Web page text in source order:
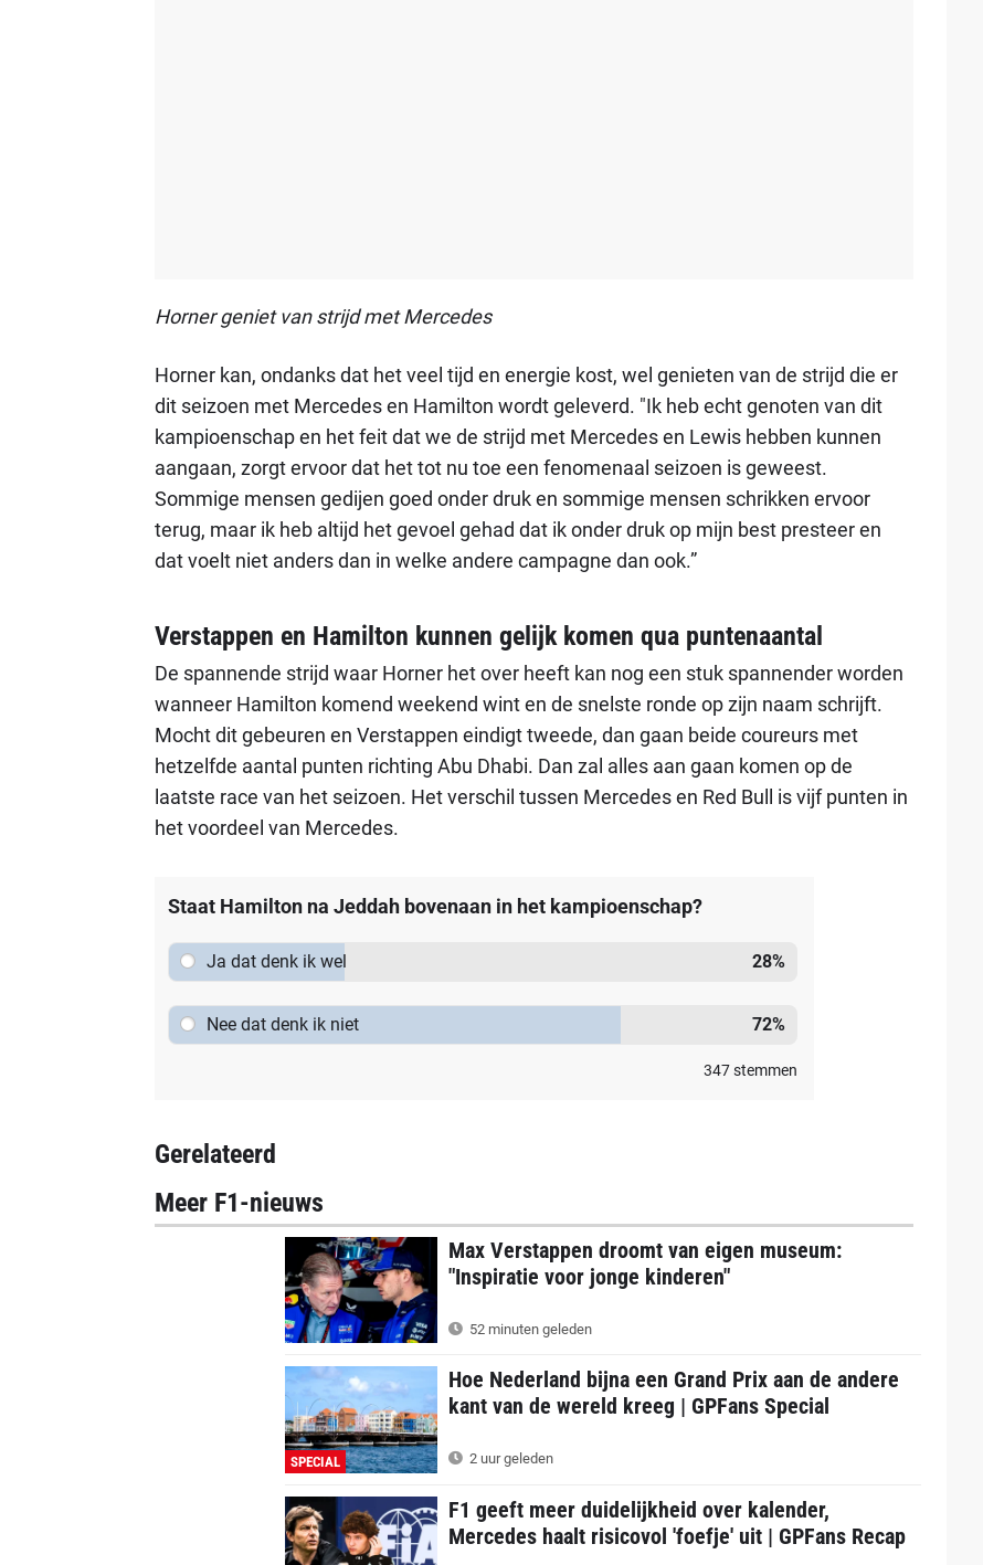
Horner geniet van strijd met Mercedes
Horner kan, ondanks dat het veel tijd en energie kost, wel genieten van de strijd die er
dit seizoen met Mercedes en Hamilton wordt geleverd. "Ik heb echt genoten van dit
kampioenschap en het feit dat we de strijd met Mercedes en Lewis hebben kunnen
aangaan, zorgt ervoor dat het tot nu toe een fenomenaal seizoen is geweest.
Sommige mensen gedijen goed onder druk en sommige mensen schrikken ervoor
terug, maar ik heb altijd het gevoel gehad dat ik onder druk op mijn best presteer en
dat voelt niet anders dan in welke andere campagne dan ook.”
Verstappen en Hamilton kunnen gelijk komen qua puntenaantal
De spannende strijd waar Horner het over heeft kan nog een stuk spannender worden
wanneer Hamilton komend weekend wint en de snelste ronde op zijn naam schrijft.
Mocht dit gebeuren en Verstappen eindigt tweede, dan gaan beide coureurs met
hetzelfde aantal punten richting Abu Dhabi. Dan zal alles aan gaan komen op de
laatste race van het seizoen. Het verschil tussen Mercedes en Red Bull is vijf punten in
het voordeel van Mercedes.
Staat Hamilton na Jeddah bovenaan in het kampioenschap?
Ja dat denk ik wel 28%
Nee dat denk ik niet 72%
347stemmen
Gerelateerd
Meer F1-nieuws
Max Verstappen droomt van eigen museum:
"Inspiratie voor jonge kinderen"
52 minuten geleden
SPECIAL
Hoe Nederland bijna een Grand Prix aan de andere
kant van de wereld kreeg | GPFans Special
2 uur geleden
F1 geeft meer duidelijkheid over kalender,
Mercedes haalt risicovol 'foefje' uit | GPFans Recap